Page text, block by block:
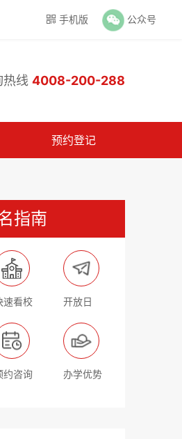
 手机版 公众号
热线 4008-200-288
预约登记
指南
速看校 开放日
约咨询 办学优势